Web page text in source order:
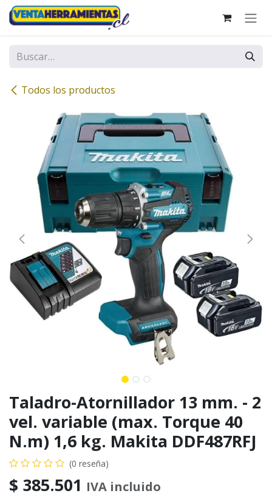
Ir al contenido
Todos los productos
Taladro-Atornillador 13 mm. - 2
vel. variable (max. Torque 40
N.m) 1,6 kg. Makita DDF487RFJ
(0 reseña)
$ 385.501 IVA incluido